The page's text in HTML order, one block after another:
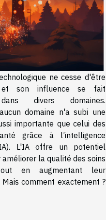
ne cesse d'être
et son influence se fait
divers domaines.
domaine n'a subi une
importante que celui des
grâce à l’intelligence
L'IA offre un potentiel
la qualité des soins
en augmentant leur
Mais comment exactement ?